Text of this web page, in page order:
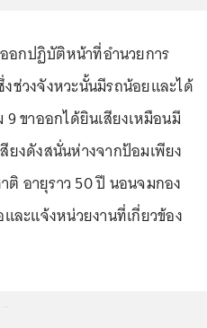
อกปฏิบัติหน้าที่อำนวยการ
ช่วงจังหวะนั้นมีรถน้อยและได้
ขาออกได้ยินเสียงเหมือนมี
งดังสนั่นห่างจากป้อมเพียง
ติ อายุราว 50 ปี นอนจมกอง
ละแจ้งหน่วยงานที่เกี่ยวข้อง